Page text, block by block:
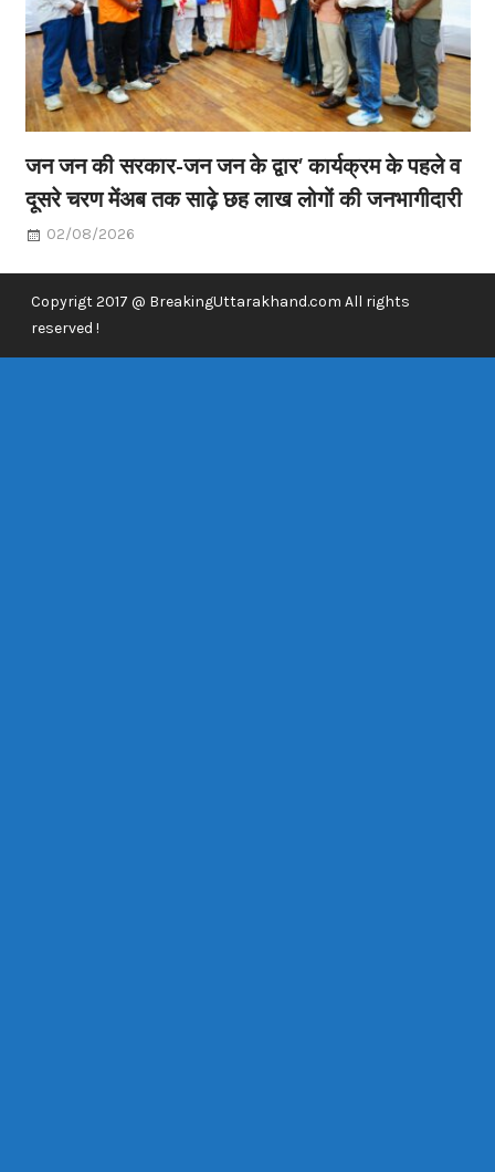
जन जन की सरकार-जन जन के द्वार’ कार्यक्रम के पहले व
दूसरे चरण मेंअब तक साढ़े छह लाख लोगों की जनभागीदारी
02/08/2026
Copyrigt 2017 @ BreakingUttarakhand.com All rights
reserved !